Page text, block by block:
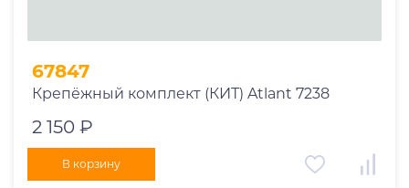
67847
Крепёжный комплект (КИТ) Atlant 7238
2 150 ₽
В корзину